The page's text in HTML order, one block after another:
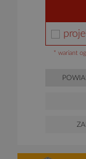
* wariant